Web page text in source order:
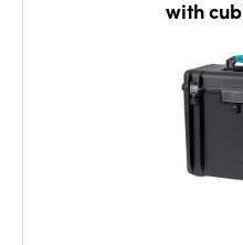
with